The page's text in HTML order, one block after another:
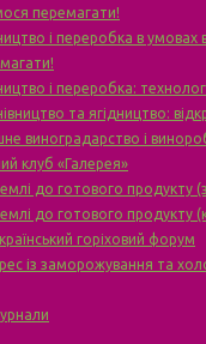
перемагати!
і переробка в
і переробка:
та ягідництво:
виноградарство і
клуб «Галерея»
до готового продукту
до готового продукту
горіховий форум
із заморожування та